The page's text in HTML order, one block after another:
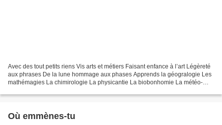
Avec des tout petits riens Vis arts et métiers Faisant enfance à l’art Légèreté
aux phrases De la lune hommage aux phases Apprends la géogralogie Les
mathémagies La chimirologie La physicantie La biobonhomie La météo-
Où emmènes-tu